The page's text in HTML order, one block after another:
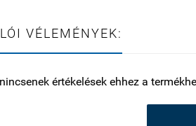
VÉLEMÉNYEK:
értékelések ehhez a